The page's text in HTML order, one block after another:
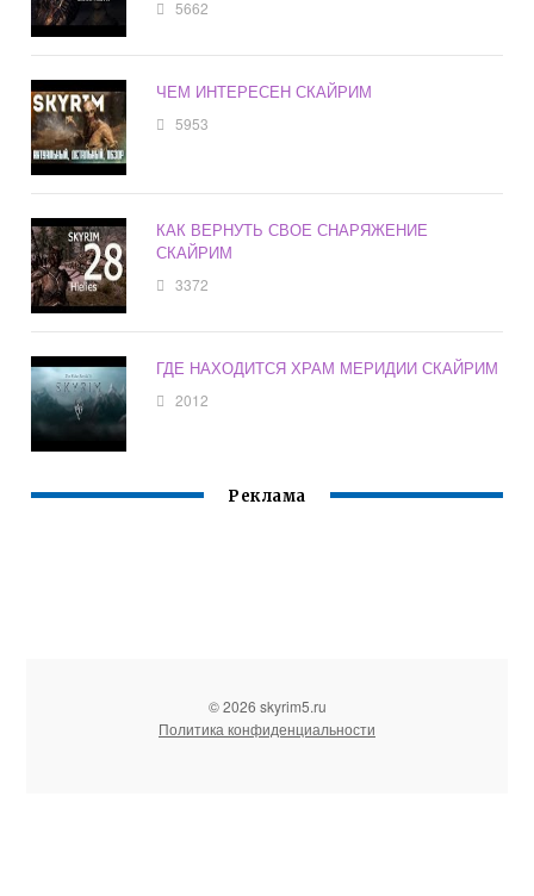
5662
ЧЕМ ИНТЕРЕСЕН СКАЙРИМ
5953
КАК ВЕРНУТЬ СВОЕ СНАРЯЖЕНИЕ
СКАЙРИМ
3372
ГДЕ НАХОДИТСЯ ХРАМ МЕРИДИИ СКАЙРИМ
2012
Реклама
© 2026 skyrim5.ru
Политика конфиденциальности